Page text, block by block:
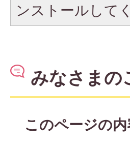
ンストールして
みなさまの
このページの